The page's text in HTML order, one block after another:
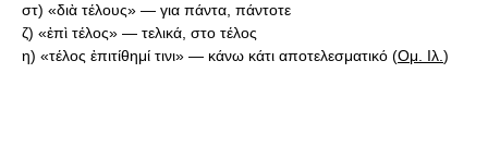
στ) «διὰ τέλους» — για πάντα, πάντοτε
ζ) «ἐπὶ τέλος» — τελικά, στο τέλος
η) «τέλος ἐπιτίθημί τινι» — κάνω κάτι αποτελεσματικό (Ομ. Ιλ. )